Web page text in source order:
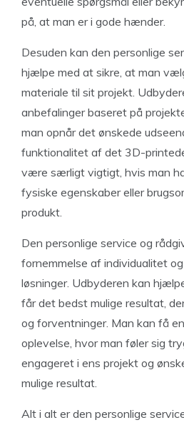
på, at man er i gode hænder.
Desuden kan den personlige
hjælpe med at sikre, at man
materiale til sit projekt.
anbefalinger baseret på
man opnår det ønskede
funktionalitet af det 3D-
være særligt vigtigt, hvis man
fysiske egenskaber eller
produkt.
Den personlige service og
fornemmelse af individualitet
løsninger. Udbyderen kan
får det bedst mulige resultat,
og forventninger. Man kan få
oplevelse, hvor man føler sig
engageret i ens projekt og
mulige resultat.
Alt i alt er den personlige